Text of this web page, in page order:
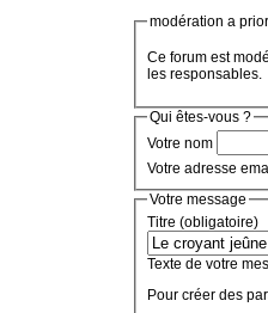
modération a
Ce forum est
les responsables.
Qui êtes-vous ?
Votre nom
Votre adresse
Votre message
Titre (obligatoire)
Texte de votre
Pour créer des